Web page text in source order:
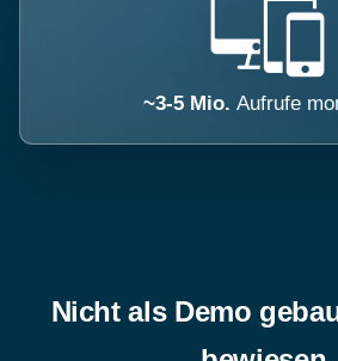
~3-5 Mio. Aufrufe
Nicht als Demo